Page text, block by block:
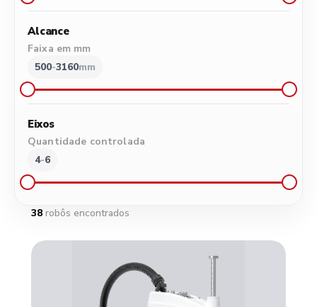
5 50 100 150 200 230
Alcance
Faixa em mm
500-3160mm
Eixos
Quantidade controlada
4-6
38 robôs encontrados